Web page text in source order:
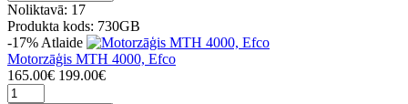
Noliktavā: 17
Produkta kods: 730GB
-17% Atlaide
Motorzāģis MTH 4000, Efco
165.00€ 199.00€